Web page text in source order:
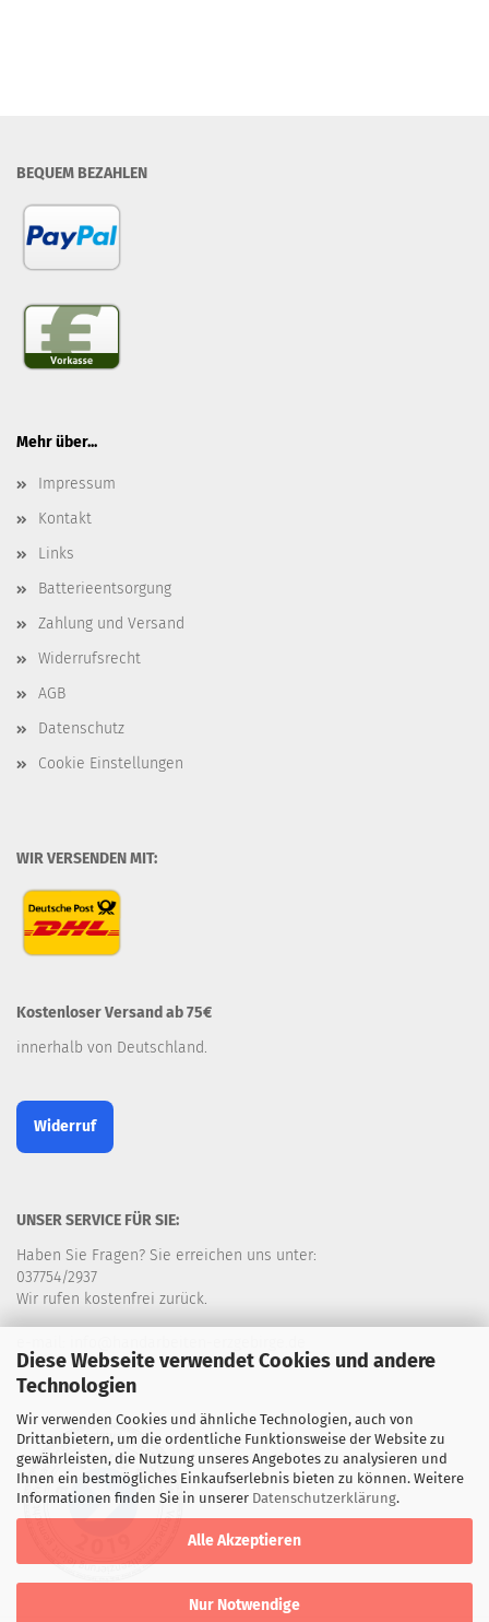
Diese Webseite verwendet Cookies und andere
Technologien
Wir verwenden Cookies und ähnliche Technologien, auch von
Drittanbietern, um die ordentliche Funktionsweise der Website zu
gewährleisten, die Nutzung unseres Angebotes zu analysieren und
Ihnen ein bestmögliches Einkaufserlebnis bieten zu können. Weitere
Informationen finden Sie in unserer Datenschutzerklärung.
Alle Akzeptieren
Nur Notwendige
BEQUEM BEZAHLEN
Mehr über...
Impressum
Kontakt
Links
Batterieentsorgung
Zahlung und Versand
Widerrufsrecht
AGB
Datenschutz
Cookie Einstellungen
WIR VERSENDEN MIT:
Kostenloser Versand ab 75€
innerhalb von Deutschland.
Widerruf
UNSER SERVICE FÜR SIE:
Haben Sie Fragen? Sie erreichen uns unter:
037754/2937
Wir rufen kostenfrei zurück.